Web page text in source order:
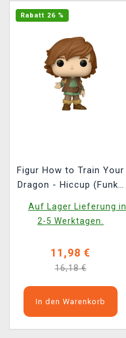
Rabatt 26 %
Figur How to Train Your
Dragon - Hiccup (Funko
Auf Lager Lieferung in
2-5 Werktagen.
11,98 €
16,18 €
In den Warenkorb